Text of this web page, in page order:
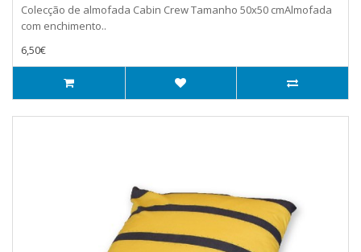
Colecção de almofada Cabin Crew Tamanho 50x50 cmAlmofada
com enchimento..
6,50€